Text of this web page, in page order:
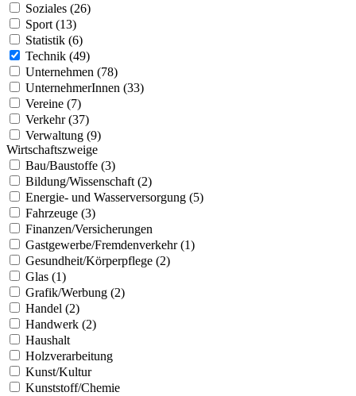
Soziales (26)
Sport (13)
Statistik (6)
Technik (49)
Unternehmen (78)
UnternehmerInnen (33)
Vereine (7)
Verkehr (37)
Verwaltung (9)
Wirtschaftszweige
Bau/Baustoffe (3)
Bildung/Wissenschaft (2)
Energie- und Wasserversorgung (5)
Fahrzeuge (3)
Finanzen/Versicherungen
Gastgewerbe/Fremdenverkehr (1)
Gesundheit/Körperpflege (2)
Glas (1)
Grafik/Werbung (2)
Handel (2)
Handwerk (2)
Haushalt
Holzverarbeitung
Kunst/Kultur
Kunststoff/Chemie